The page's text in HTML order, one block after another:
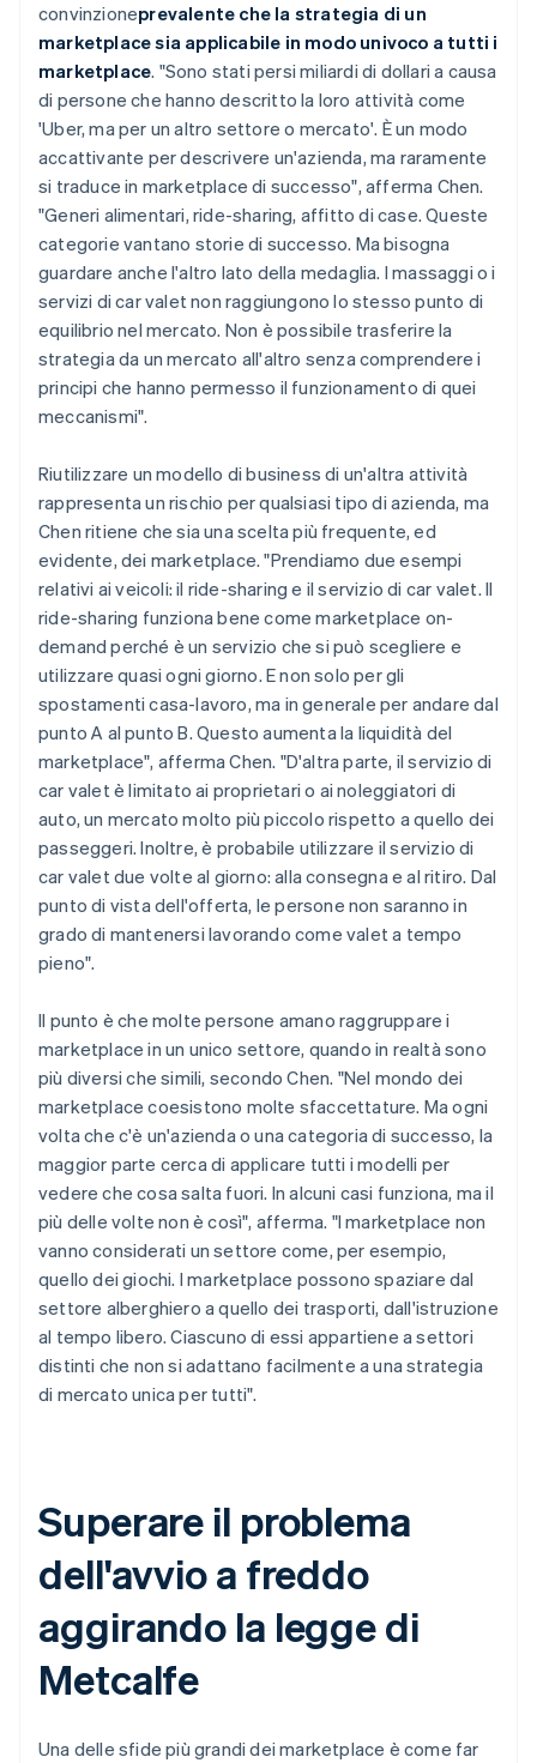
convinzioneprevalente che la strategia di un
marketplace sia applicabile in modo univoco a tutti i
marketplace. "Sono stati persi miliardi di dollari a causa
di persone che hanno descritto la loro attività come
'Uber, ma per un altro settore o mercato'. È un modo
accattivante per descrivere un'azienda, ma raramente
si traduce in marketplace di successo", afferma Chen.
"Generi alimentari, ride-sharing, affitto di case. Queste
categorie vantano storie di successo. Ma bisogna
guardare anche l'altro lato della medaglia. I massaggi o i
servizi di car valet non raggiungono lo stesso punto di
equilibrio nel mercato. Non è possibile trasferire la
strategia da un mercato all'altro senza comprendere i
principi che hanno permesso il funzionamento di quei
meccanismi".
Riutilizzare un modello di business di un'altra attività
rappresenta un rischio per qualsiasi tipo di azienda, ma
Chen ritiene che sia una scelta più frequente, ed
evidente, dei marketplace. "Prendiamo due esempi
relativi ai veicoli: il ride-sharing e il servizio di car valet. Il
ride-sharing funziona bene come marketplace on-
demand perché è un servizio che si può scegliere e
utilizzare quasi ogni giorno. E non solo per gli
spostamenti casa-lavoro, ma in generale per andare dal
punto A al punto B. Questo aumenta la liquidità del
marketplace", afferma Chen. "D'altra parte, il servizio di
car valet è limitato ai proprietari o ai noleggiatori di
auto, un mercato molto più piccolo rispetto a quello dei
passeggeri. Inoltre, è probabile utilizzare il servizio di
car valet due volte al giorno: alla consegna e al ritiro. Dal
punto di vista dell'offerta, le persone non saranno in
grado di mantenersi lavorando come valet a tempo
pieno".
Il punto è che molte persone amano raggruppare i
marketplace in un unico settore, quando in realtà sono
più diversi che simili, secondo Chen. "Nel mondo dei
marketplace coesistono molte sfaccettature. Ma ogni
volta che c'è un'azienda o una categoria di successo, la
maggior parte cerca di applicare tutti i modelli per
vedere che cosa salta fuori. In alcuni casi funziona, ma il
più delle volte non è così", afferma. "I marketplace non
vanno considerati un settore come, per esempio,
quello dei giochi. I marketplace possono spaziare dal
settore alberghiero a quello dei trasporti, dall'istruzione
al tempo libero. Ciascuno di essi appartiene a settori
distinti che non si adattano facilmente a una strategia
di mercato unica per tutti".
Superare il problema
dell'avvio a freddo
aggirando la legge di
Metcalfe
Una delle sfide più grandi dei marketplace è come far